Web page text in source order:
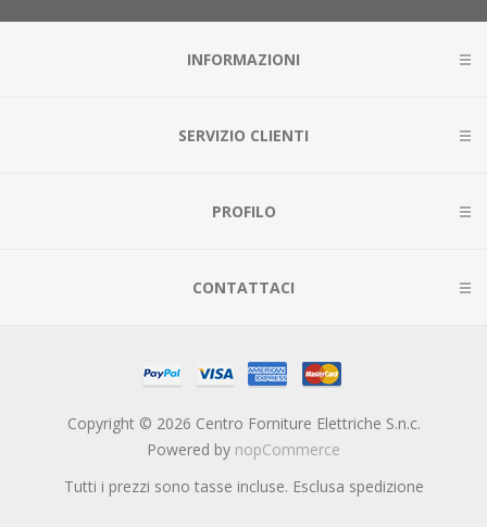
INFORMAZIONI
SERVIZIO CLIENTI
PROFILO
CONTATTACI
Copyright © 2026 Centro Forniture Elettriche S.n.c.
Powered by nopCommerce
Tutti i prezzi sono tasse incluse. Esclusa spedizione